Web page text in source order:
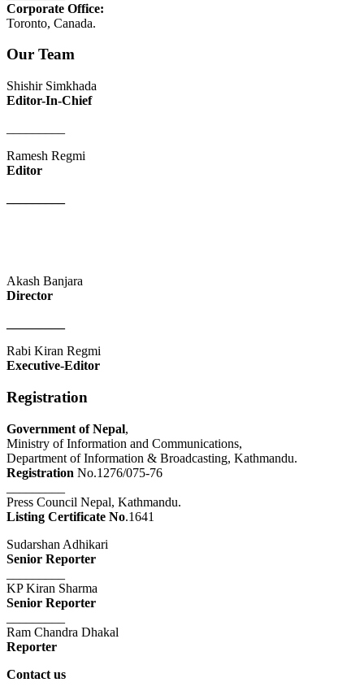
Corporate Office:
Toronto, Canada.
Our Team
Shishir Simkhada
Editor-In-Chief
Ramesh Regmi
Editor
Akash Banjara
Director
Rabi Kiran Regmi
Executive-Editor
Registration
Government of Nepal,
Ministry of Information and Communications,
Department of Information & Broadcasting, Kathmandu.
Registration No.1276/075-76
Press Council Nepal, Kathmandu.
Listing Certificate No.1641
Sudarshan Adhikari
Senior Reporter
KP Kiran Sharma
Senior Reporter
Ram Chandra Dhakal
Reporter
Contact us